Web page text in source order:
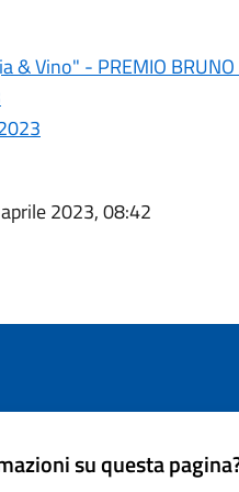
& Vino" - PREMIO BRUNO
2023, 08:42
su questa